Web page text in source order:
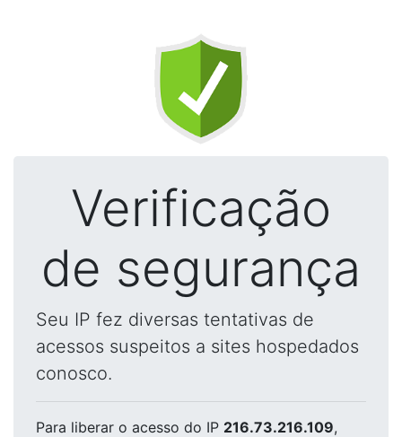
Verificação
de segurança
Seu IP fez diversas tentativas de
acessos suspeitos a sites hospedados
conosco.
Para liberar o acesso do IP 216.73.216.109,